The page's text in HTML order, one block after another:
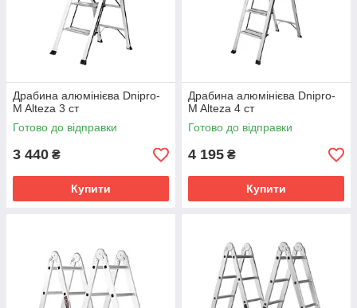
Драбина алюмінієва Dnipro-
M Alteza 3 ст
Готово до відправки
3 440 ₴
Купити
Драбина алюмінієва Dnipro-
M Alteza 4 ст
Готово до відправки
4 195 ₴
Купити